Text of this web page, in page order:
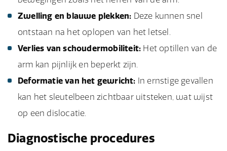
Zwelling en blauwe plekken: Deze kunnen snel
ontstaan na het oplopen van het letsel.
Verlies van schoudermobiliteit: Het optillen van de
arm kan pijnlijk en beperkt zijn.
Deformatie van het gewricht: In ernstige gevallen
kan het sleutelbeen zichtbaar uitsteken, wat wijst
op een dislocatie.
Diagnostische procedures